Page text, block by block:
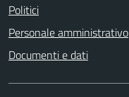
Politici
Personale amministrativo
Documenti e dati